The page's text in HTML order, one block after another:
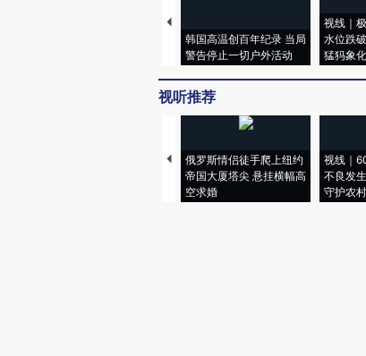
韩国高温创百年纪录 当局
警告停止一切户外活动
视线｜
水位跌
猛犸象
视听推荐
俄罗斯情侣徒手爬上纽约
帝国大厦塔尖 悬挂横幅高
空求婚
视线｜
不良发
守护农